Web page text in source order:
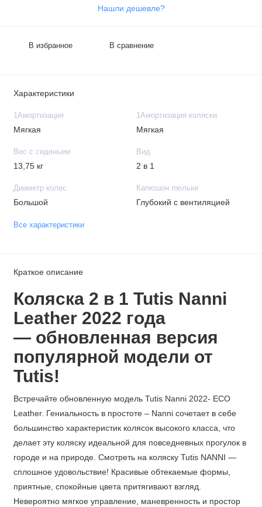
Нашли дешевле?
В избранное В сравнение
Характеристики
1Амортизация
Мягкая
1Амортизация коляски
Мягкая
Вес с сиденьем
13,75 кг
Вид
2 в 1
Диаметр колес
Большой
Капюшон люльки
Глубокий с вентиляцией
Все характеристики
Краткое описание
Коляска 2 в 1 Tutis Nanni
Leather 2022 года
— обновленная версия
популярной модели от
Tutis!
Встречайте обновленную модель Tutis Nanni 2022- ECO
Leather. Гениальность в простоте – Nanni сочетает в себе
большинство характеристик колясок высокого класса, что
делает эту коляску идеальной для повседневных прогулок в
городе и на природе. Смотреть на коляску Tutis NANNI —
сплошное удовольствие! Красивые обтекаемые формы,
приятные, спокойные цвета притягивают взгляд.
Невероятно мягкое управление, маневренность и простор